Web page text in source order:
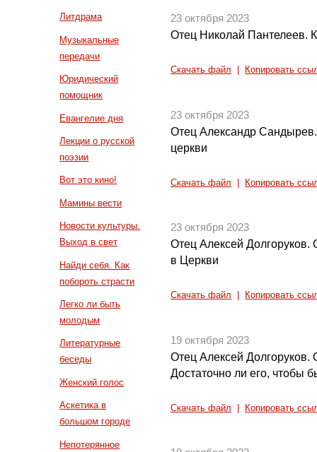
Литдрама
Музыкальные
передачи
Юридический
помощник
Евангелие дня
Лекции о русской
поэзии
Вот это кино!
Мамины вести
Новости культуры.
Выход в свет
Найди себя. Как
побороть страсти
Легко ли быть
молодым
Литературные
беседы
Женский голос
Аскетика в
большом городе
Непотерянное
23 октября 2023
Отец Николай Пантелеев.
Скачать файл Копировать
23 октября 2023
Отец Александр
церкви
Скачать файл Копировать
23 октября 2023
Отец Алексей Долгоруков.
в Церкви
Скачать файл Копировать
19 октября 2023
Отец Алексей Долгоруков.
Достаточно ли его, чтобы
Скачать файл Копировать